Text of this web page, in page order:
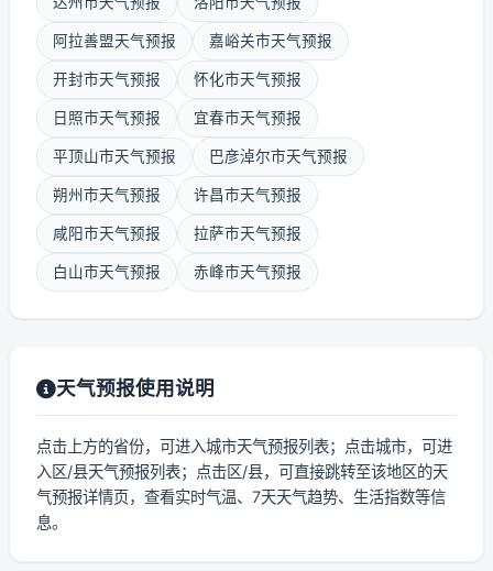
阿拉善盟天气预报 嘉峪关市天气预报
开封市天气预报 怀化市天气预报
日照市天气预报 宜春市天气预报
平顶山市天气预报 巴彦淖尔市天气预报
朔州市天气预报 许昌市天气预报
咸阳市天气预报 拉萨市天气预报
白山市天气预报 赤峰市天气预报
天气预报使用说明
点击上方的省份，可进入城市天气预报列表；点击城市，可进
入区/县天气预报列表；点击区/县，可直接跳转至该地区的天
气预报详情页，查看实时气温、7天天气趋势、生活指数等信
息。